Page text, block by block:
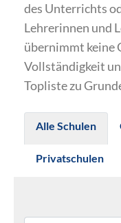
des Unterrichts
Lehrerinnen und
übernimmt keine
Vollständigkeit
Topliste zu
Alle Schulen
Privatschulen